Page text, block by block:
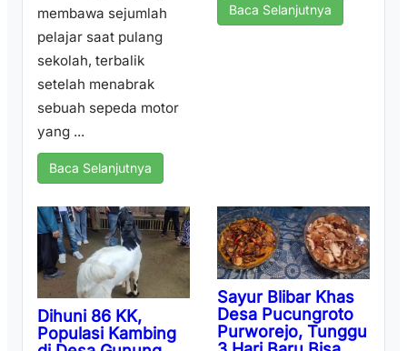
membawa sejumlah
pelajar saat pulang
sekolah, terbalik
setelah menabrak
sebuah sepeda motor
yang ...
Baca Selanjutnya
Baca Selanjutnya
Dihuni 86 KK,
Populasi Kambing
Sayur Blibar Khas
Desa Pucungroto
Purworejo, Tunggu